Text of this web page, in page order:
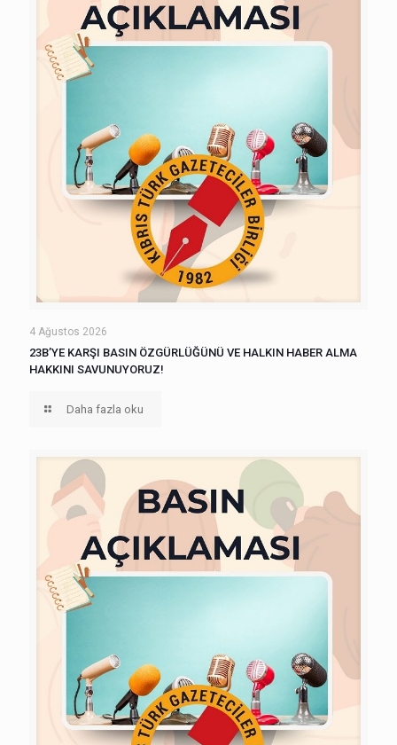
4 Ağustos 2026
23B’YE KARŞI BASIN ÖZGÜRLÜĞÜNÜ VE HALKIN HABER ALMA
HAKKINI SAVUNUYORUZ!
Daha fazla oku